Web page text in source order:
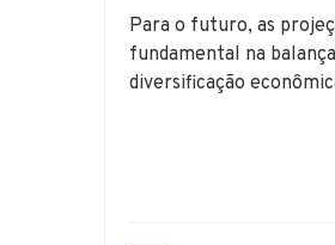
Para o futuro, as
fundamental na
diversificação